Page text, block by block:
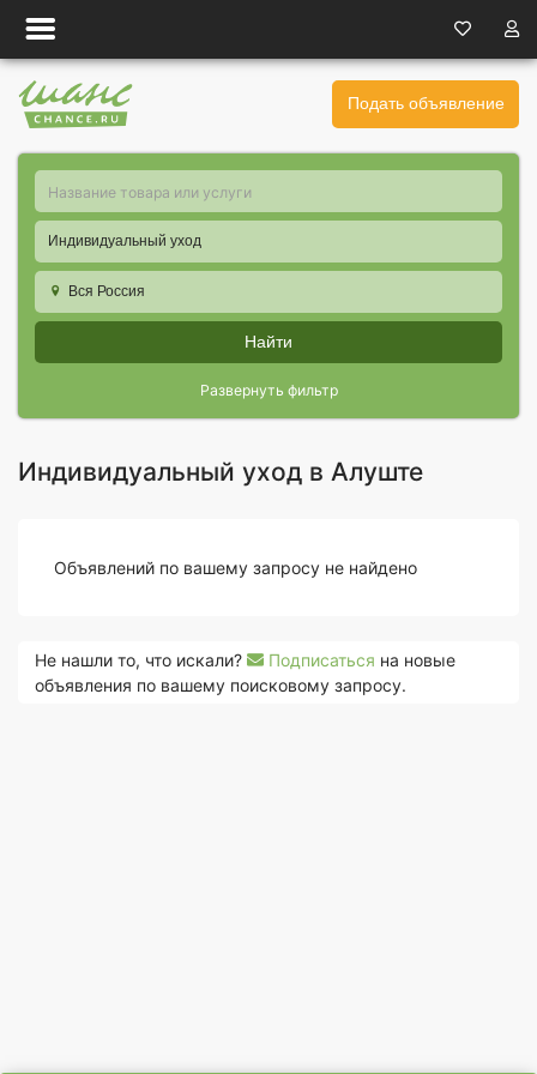
Подать объявление
Индивидуальный уход
Вся Россия
Найти
Развернуть фильтр
Индивидуальный уход в Алуште
Объявлений по вашему запросу не найдено
Не нашли то, что искали? Подписаться на новые
объявления по вашему поисковому запросу.